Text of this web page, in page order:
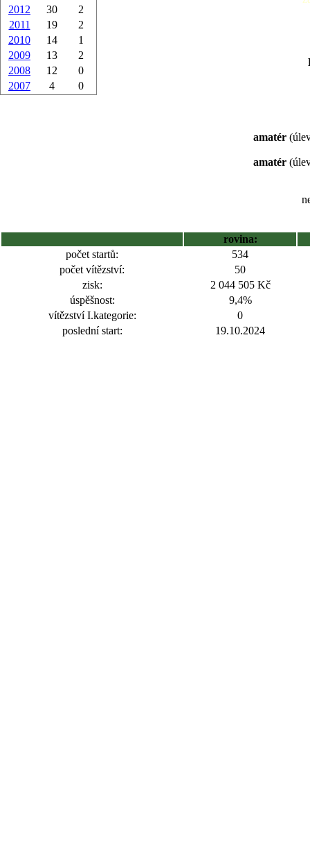
2012
30
2
2011
19
2
2010
14
1
2009
13
2
2008
12
0
2007
4 0
amatér
amatér
rovina:
počet startů:
534
počet vítězství:
50
zisk:
2 044 505 Kč
úspěšnost:
9,4%
vítězství I.kategorie:
0
poslední start:
19.10.2024